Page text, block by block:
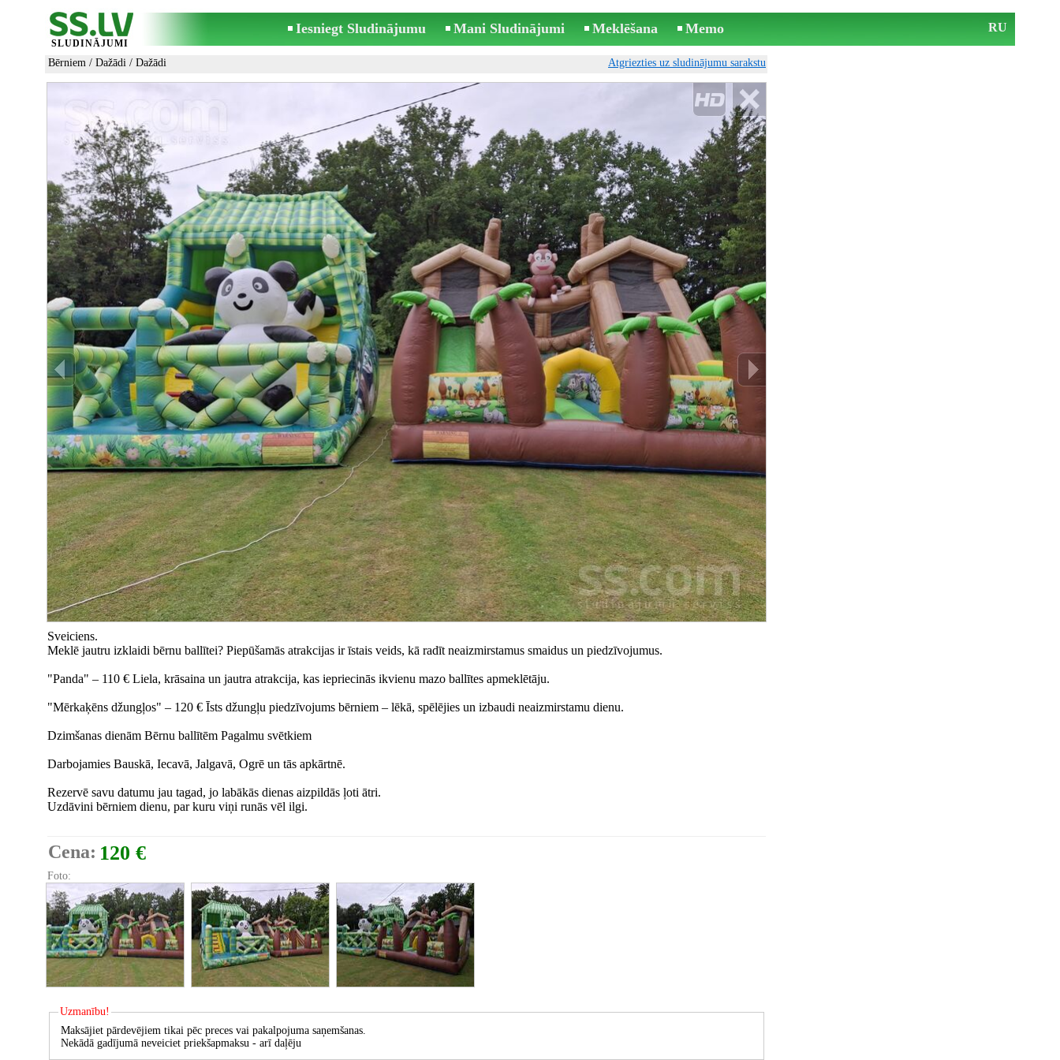
SLUDINĀJUMI
Iesniegt Sludinājumu Mani Sludinājumi Meklēšana Memo RU
Bērniem / Dažādi / Dažādi Atgriezties uz sludinājumu sarakstu
Sveiciens.
Meklē jautru izklaidi bērnu ballītei? Piepūšamās atrakcijas ir īstais veids, kā radīt neaizmirstamus smaidus un piedzīvojumus.
"Panda" – 110 € Liela, krāsaina un jautra atrakcija, kas iepriecinās ikvienu mazo ballītes apmeklētāju.
"Mērkaķēns džungļos" – 120 € Īsts džungļu piedzīvojums bērniem – lēkā, spēlējies un izbaudi neaizmirstamu dienu.
Dzimšanas dienām Bērnu ballītēm Pagalmu svētkiem
Darbojamies Bauskā, Iecavā, Jalgavā, Ogrē un tās apkārtnē.
Rezervē savu datumu jau tagad, jo labākās dienas aizpildās ļoti ātri.
Uzdāvini bērniem dienu, par kuru viņi runās vēl ilgi.
Cena: 120 €
Foto:
Uzmanību!
Maksājiet pārdevējiem tikai pēc preces vai pakalpojuma saņemšanas.
Nekādā gadījumā neveiciet priekšapmaksu - arī daļēju